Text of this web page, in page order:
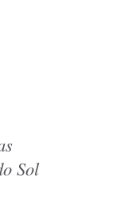
Sol